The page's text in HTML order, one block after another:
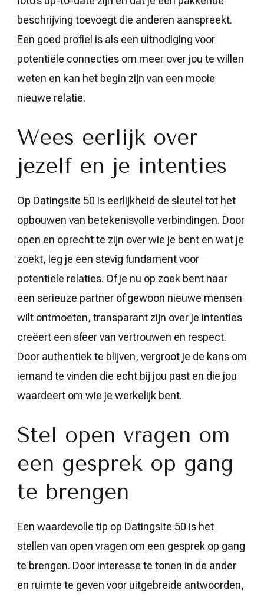
beschrijving toevoegt die anderen aanspreekt.
Een goed profiel is als een uitnodiging voor
potentiële connecties om meer over jou te willen
weten en kan het begin zijn van een mooie
nieuwe relatie.
Wees eerlijk over
jezelf en je intenties
Op Datingsite 50 is eerlijkheid de sleutel tot het
opbouwen van betekenisvolle verbindingen. Door
open en oprecht te zijn over wie je bent en wat je
zoekt, leg je een stevig fundament voor
potentiële relaties. Of je nu op zoek bent naar
een serieuze partner of gewoon nieuwe mensen
wilt ontmoeten, transparant zijn over je intenties
creëert een sfeer van vertrouwen en respect.
Door authentiek te blijven, vergroot je de kans om
iemand te vinden die echt bij jou past en die jou
waardeert om wie je werkelijk bent.
Stel open vragen om
een gesprek op gang
te brengen
Een waardevolle tip op Datingsite 50 is het
stellen van open vragen om een gesprek op gang
te brengen. Door interesse te tonen in de ander
en ruimte te geven voor uitgebreide antwoorden,